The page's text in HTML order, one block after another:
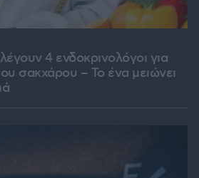
4 ενδοκρινολόγοι για
σακχάρου – Το ένα μειώνει